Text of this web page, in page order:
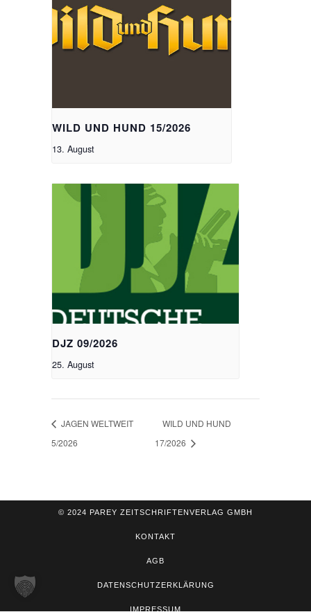
WILD UND HUND 15/2026
13. August
DJZ 09/2026
25. August
JAGEN WELTWEIT
5/2026
WILD UND HUND
17/2026
© 2024 PAREY ZEITSCHRIFTENVERLAG GMBH
KONTAKT
AGB
DATENSCHUTZERKLÄRUNG
IMPRESSUM